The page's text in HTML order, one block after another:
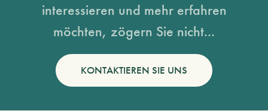
interessieren und mehr erfahren
möchten, zögern Sie nicht...
KONTAKTIEREN SIE UNS